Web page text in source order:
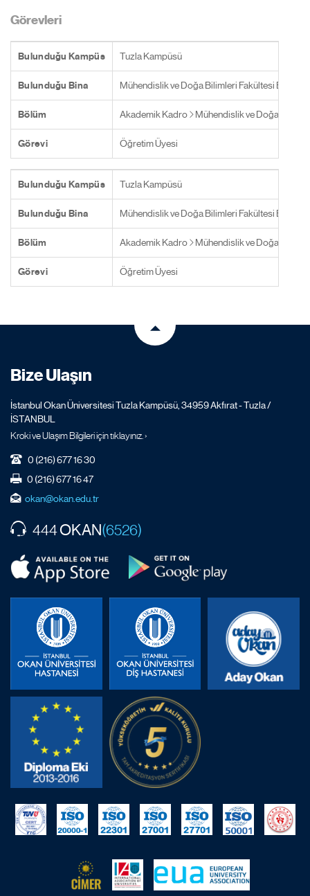
Görevleri
Bulunduğu Kampüs Tuzla Kampüsü
Bulunduğu Bina Mühendislik ve Doğa Bilimleri Fakültesi Binası
Bölüm Akademik Kadro Mühendislik ve Doğa
Görevi Öğretim Üyesi
Bulunduğu Kampüs Tuzla Kampüsü
Bulunduğu Bina Mühendislik ve Doğa Bilimleri Fakültesi Binası
Bölüm Akademik Kadro Mühendislik ve Doğa
Görevi Öğretim Üyesi
Bize Ulaşın
İstanbul Okan Üniversitesi Tuzla Kampüsü, 34959 Akfırat - Tuzla /
İSTANBUL
Kroki ve Ulaşım Bilgileri için tıklayınız. ›
0 (216) 677 16 30
0 (216) 677 16 47
okan@okan.edu.tr
444OKAN(6526)